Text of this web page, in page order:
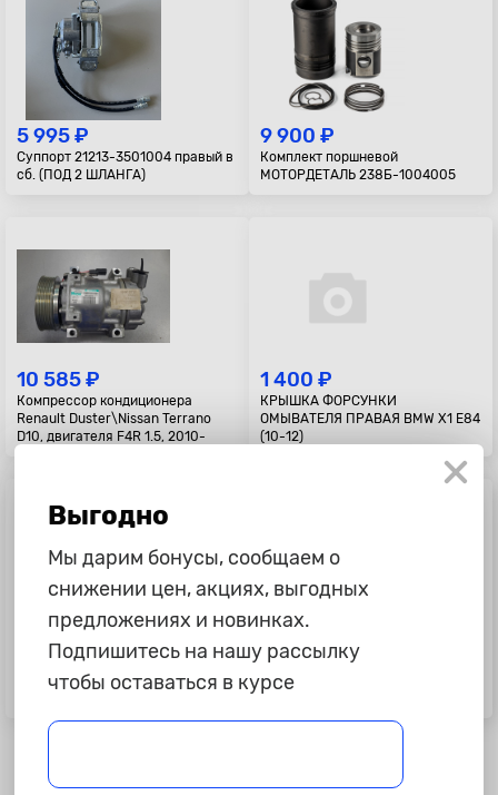
5 995 ₽
Суппорт 21213-3501004 правый в
сб. (ПОД 2 ШЛАНГА)
9 900 ₽
Комплект поршневой
МОТОРДЕТАЛЬ 238Б-1004005
10 585 ₽
Компрессор кондиционера
Renault Duster\Nissan Terrano
D10, двигателя F4R 1.5, 2010-
1 400 ₽
КРЫШКА ФОРСУНКИ
ОМЫВАТЕЛЯ ПРАВАЯ BMW X1 E84
(10-12)
2 930 ₽
Утеплитель капота Ford Focus II
04-/ C-Max, оригинал
1 270 ₽
Опорные подшипники "СЭВИ"
Сафари ВАЗ 2108-099,2113-15,
комплект 2шт
Выгодно
Мы дарим бонусы, сообщаем о
снижении цен, акциях, выгодных
предложениях и новинках.
Подпишитесь на нашу рассылку
чтобы оставаться в курсе